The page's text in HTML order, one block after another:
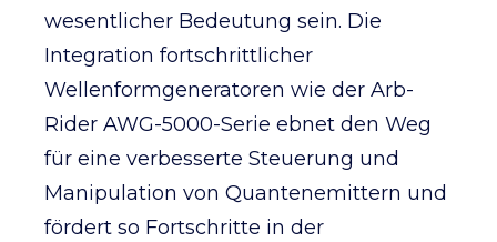
wesentlicher Bedeutung sein. Die
Integration fortschrittlicher
Wellenformgeneratoren wie der Arb-
Rider AWG-5000-Serie ebnet den Weg
für eine verbesserte Steuerung und
Manipulation von Quantenemittern und
fördert so Fortschritte in der